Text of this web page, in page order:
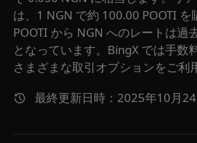
は、1 NGN で約 100.00 POOTI を
POOTI から NGN へのレートは過
となっています。BingX では手数
さまざまな取引オプションをご利
最終更新日時：2025年10月